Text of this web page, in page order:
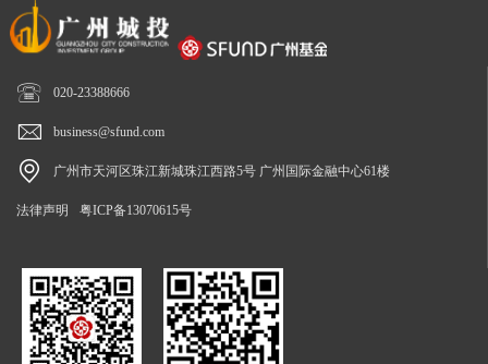
 020-23388666
 business@sfund.com
 广州市天河区珠江新城珠江西路5号 广州国际金融中心61楼
法律声明 粤ICP备13070615号